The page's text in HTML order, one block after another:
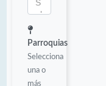
Parroquias
Selecciona
una o
más